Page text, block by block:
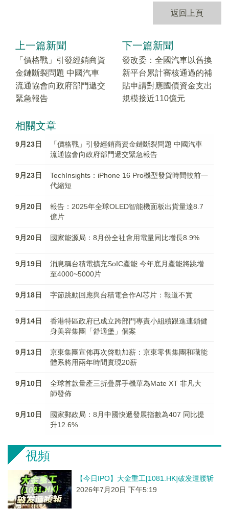
返回上頁
上一篇新聞
「價格戰」引發經銷商資
金鏈斷裂問題 中國汽車
流通協會向政府部門遞交
緊急報告
下一篇新聞
發改委：全國汽車以舊換
新平台累計審核通過的補
貼申請對應國債資金支出
規模接近110億元
相關文章
9月23日
「價格戰」引發經銷商資金鏈斷裂問題 中國汽車
流通協會向政府部門遞交緊急報告
9月23日
TechInsights：iPhone 16 Pro機型發貨時間較前一
代縮短
9月20日
報告：2025年全球OLED智能機面板出貨量達8.7
億片
9月20日 國家能源局：8月份全社會用電量同比增長8.9%
9月19日
消息稱台積電擴充SoIC產能 今年底月產能將跳增
至4000~5000片
9月18日 字節跳動回應與台積電合作AI芯片：報道不實
9月14日
香港特區政府已成立跨部門專責小組續跟進連鎖健
身美容集團「舒適堡」個案
9月13日
京東集團宣佈再次啓動加薪：京東零售集團和職能
體系將用兩年時間實現20薪
9月10日
全球首款量產三折疊屏手機華為Mate XT 非凡大
師發佈
9月10日
國家郵政局：8月中國快遞發展指數為407 同比提
升12.6%
視頻
【今日IPO】大金重工[1081.HK]破发遭腰斩
2026年7月20日 下午5:19